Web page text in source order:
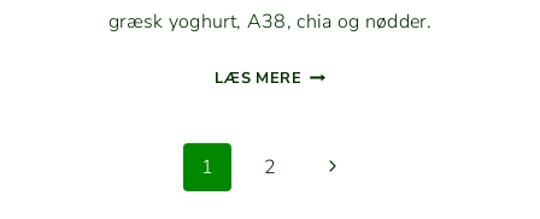
græsk yoghurt, A38, chia og nødder.
LÆS MERE YOGHURT­
KAK­
1 2
Næste